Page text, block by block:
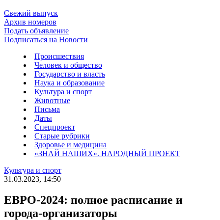
Свежий выпуск
Архив номеров
Подать объявление
Подписаться на Новости
Происшествия
Человек и общество
Государство и власть
Наука и образование
Культура и спорт
Животные
Письма
Даты
Спецпроект
Старые рубрики
Здоровье и медицина
«ЗНАЙ НАШИХ». НАРОДНЫЙ ПРОЕКТ
Культура и спорт
31.03.2023, 14:50
ЕВРО-2024: полное расписание и
города-организаторы